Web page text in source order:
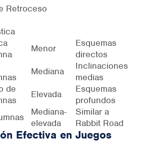
Retroceso
Menor
Esquemas
directos
Mediana
Inclinaciones
medias
de
Elevada
Esquemas
profundos
Mediana-
elevada
Similar a
Rabbit Road
Efectiva en Juegos